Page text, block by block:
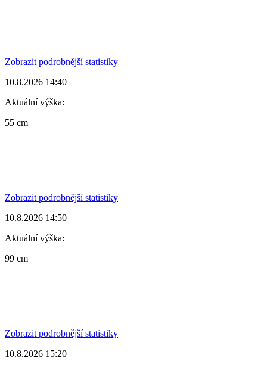
Zobrazit podrobnější statistiky
10.8.2026 14:40
Aktuální výška:
55 cm
Zobrazit podrobnější statistiky
10.8.2026 14:50
Aktuální výška:
99 cm
Zobrazit podrobnější statistiky
10.8.2026 15:20